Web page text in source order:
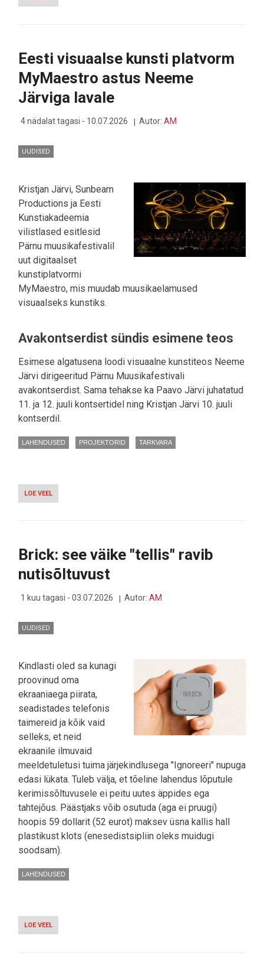
OTSE
CHATGPT-
KASUTAJATE
KOHE
LÜÜA,
KAS
Eesti visuaalse kunsti platvorm
MyMaestro astus Neeme
Järviga lavale
4 nädalat tagasi - 10.07.2026 Autor: AM
UUDISED
Kristjan Järvi, Sunbeam
Productions ja Eesti
Kunstiakadeemia
vilistlased esitlesid
Pärnu muusikafestivalil
uut digitaalset
kunstiplatvormi
MyMaestro, mis muudab muusikaelamused
visuaalseks kunstiks.
Avakontserdist sündis esimene teos
Esimese algatusena loodi visuaalne kunstiteos Neeme
Järvi dirigeeritud Pärnu Muusikafestivali
avakontserdist. Sama tehakse ka Paavo Järvi juhatatud
11. ja 12. juuli kontsertidel ning Kristjan Järvi 10. juuli
kontserdil.
LAHENDUSED PROJEKTORID TARKVARA
LOE VEEL
EESTI
ASTUS
JÄRVIGA
Brick: see väike "tellis" ravib
nutisõltuvust
1 kuu tagasi - 03.07.2026 Autor: AM
UUDISED
Kindlasti oled sa kunagi
proovinud oma
ekraaniaega piirata,
seadistades telefonis
taimereid ja kõik vaid
selleks, et neid
ekraanile ilmuvaid
meeldetuletusi tuima järjekindlusega "Ignoreeri" nupuga
edasi lükata. Tuleb välja, et tõeline lahendus lõputule
kerimissõltuvusele ei peitu uutes äppides ega
tahtejõus. Päästjaks võib osutuda (aga ei pruugi)
hoopis 59 dollarit (52 eurot) maksev üsna kallis hall
plastikust klots (enesedistsipliin oleks muidugi
soodsam).
LAHENDUSED
LOE VEEL
BRICK: